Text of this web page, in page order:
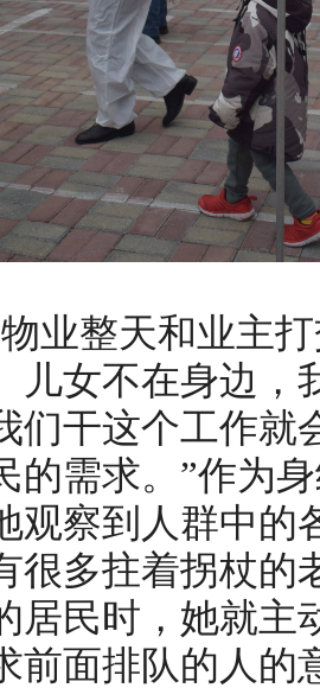
业整天和业主
儿女不在身边，
们干这个工作就
的需求。”作为
观察到人群中的
很多拄着拐杖的
居民时，她就主
前面排队的人的